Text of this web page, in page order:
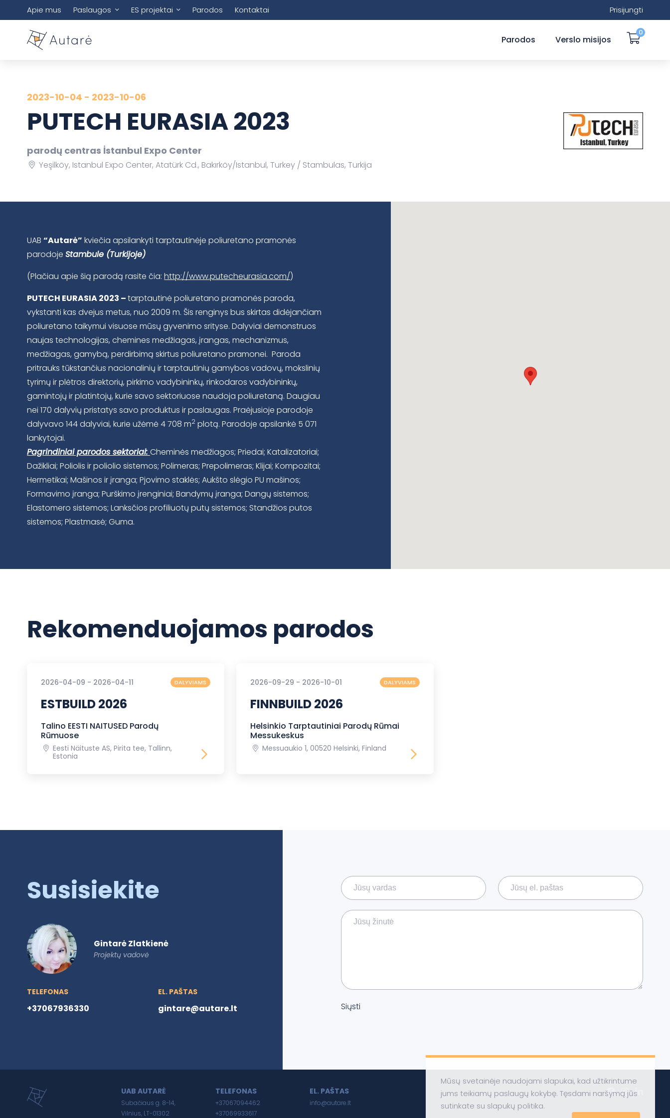
Apie mus Paslaugos ES projektai Parodos Kontaktai Prisijungti
Parodos Verslo misijos
0
2023-10-04 - 2023-10-06
PUTECH EURASIA 2023
parodų centras İstanbul Expo Center
Yeşilköy, Istanbul Expo Center, Atatürk Cd., Bakırköy/Istanbul, Turkey Stambulas, Turkija
UAB “Autarė” kviečia apsilankyti tarptautinėje poliuretano pramonės
parodoje Stambule (Turkijoje)
(Plačiau apie šią parodą rasite čia: http://www.putecheurasia.com/)
PUTECH EURASIA 2023 –tarptautinė poliuretano pramonės paroda,
vykstanti kas dvejus metus, nuo 2009 m. Šis renginys bus skirtas didėjančiam
poliuretano taikymui visuose mūsų gyvenimo srityse. Dalyviai demonstruos
naujas technologijas, chemines medžiagas, įrangas, mechanizmus,
medžiagas, gamybą, perdirbimą skirtus poliuretano pramonei. Paroda
pritrauks tūkstančius nacionalinių ir tarptautinių gamybos vadovų, mokslinių
tyrimų ir plėtros direktorių, pirkimo vadybininkų, rinkodaros vadybininkų,
gamintojų ir platintojų, kurie savo sektoriuose naudoja poliuretaną. Daugiau
nei 170 dalyvių pristatys savo produktus ir paslaugas. Praėjusioje parodoje
dalyvavo 144 dalyviai, kurie užėmė 4 708 m2 plotą. Parodoje apsilankė 5 071
lankytojai.
Pagrindiniai parodos sektoriai: Cheminės medžiagos; Priedai; Katalizatoriai;
Dažikliai; Poliolis ir poliolio sistemos; Polimeras; Prepolimeras; Klijai; Kompozitai;
Hermetikai; Mašinos ir įranga; Pjovimo staklės; Aukšto slėgio PU mašinos;
Formavimo įranga; Purškimo įrenginiai; Bandymų įranga; Dangų sistemos;
Elastomero sistemos; Lanksčios profiliuotų putų sistemos; Standžios putos
sistemos; Plastmasė; Guma.
Rekomenduojamos parodos
2026-04-09 - 2026-04-11 DALYVIAMS
ESTBUILD 2026
Talino EESTI NAITUSED Parodų
Rūmuose
Eesti Näituste AS, Pirita tee, Tallinn,
Estonia
2026-09-29 - 2026-10-01 DALYVIAMS
FINNBUILD 2026
Helsinkio Tarptautiniai Parodų Rūmai
Messukeskus
Messuaukio 1, 00520 Helsinki, Finland
Susisiekite
Gintarė Zlatkienė
Projektų vadovė
TELEFONAS
+37067936330
EL. PAŠTAS
gintare@autare.lt Siųsti
UAB AUTARĖ
Subačiaus g. 8-14,
Vilnius, LT-01302
TELEFONAS
+37067094462
+37069933617
EL. PAŠTAS
info@autare.lt
Mūsų svetainėje naudojami slapukai, kad užtikrintume
jums teikiamų paslaugų kokybę. Tęsdami naršymą jūs
sutinkate su slapukų politika.